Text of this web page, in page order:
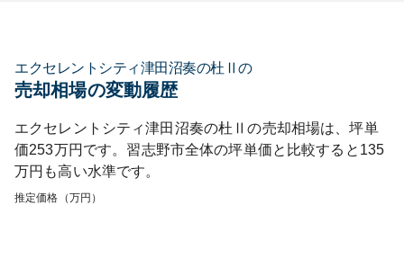
エクセレントシティ津田沼奏の杜Ⅱ の
売却相場の変動履歴
エクセレントシティ津田沼奏の杜Ⅱの売却相場は、坪単
価253万円です。 習志野市全体の坪単価と比較すると 135
万円も高い水準です。
推定価格（万円）